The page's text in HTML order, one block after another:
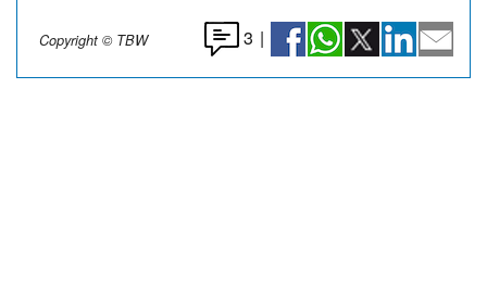
Copyright © TBW 3 |